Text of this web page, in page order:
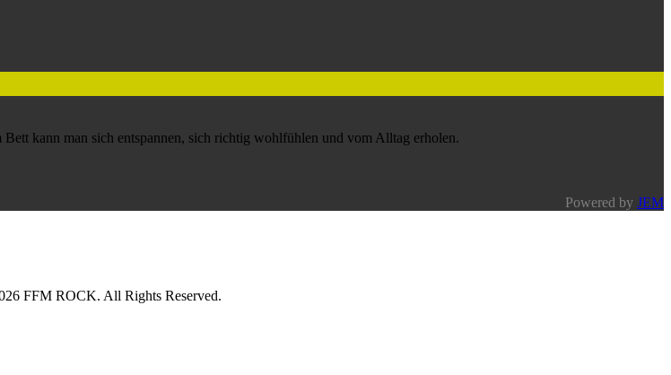
kann man sich entspannen, sich richtig wohlfühlen und vom Alltag erholen.
Powered by JEM
FFM ROCK. All Rights Reserved.